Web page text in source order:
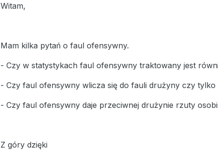
Witam,
Mam kilka pytań o faul ofensywny.
- Czy w statystykach faul ofensywny traktowany jest
- Czy faul ofensywny wlicza się do fauli drużyny czy tylko
- Czy faul ofensywny daje przeciwnej drużynie rzuty
Z góry dzięki